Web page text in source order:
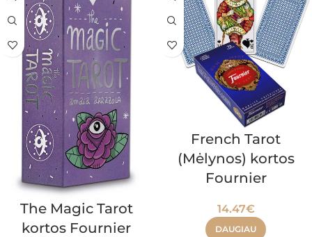
The Magic Tarot
kortos Fournier
French Tarot
(Mėlynos) kortos
Fournier
14.47€
DAUGIAU